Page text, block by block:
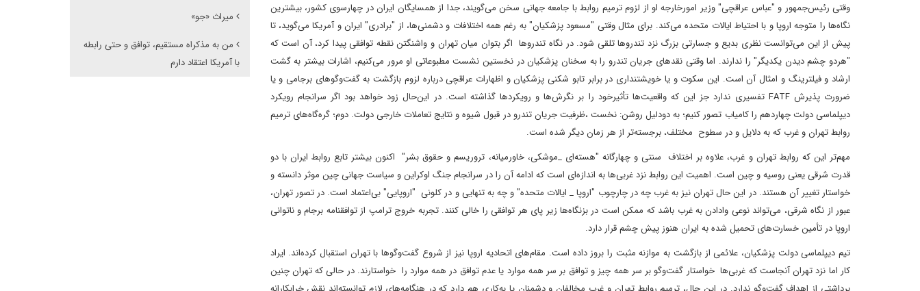
وقتی رئیس‌جمهور و "عباس عراقچی" وزیر امورخارجه او از لزوم ترمیم روابط با جامعه جهانی سخن می‌گویند، جدا از همسایگان ایران در چهارسوی کشور، بیشترین
نگاه‌ها را متوجه اروپا و با احتیاط ایالات متحده می‌کند. برای مثال وقتی "مسعود پزشکیان" به رغم همه اختلافات و دشمنی‌ها، از "برادری" ایران و آمریکا می‌گوید، تا
پیش از این می‌توانست نظری بدیع و جسارتی بزرگ نزد تندروها تلقی شود. در نگاه تندروها اگر بتوان میان تهران و واشنگتن نقطه توافقی پیدا کرد، آن است که
"هردو چشم دیدن یکدیگر" را ندارند. اما وقتی نقدهای جریان تندرو را به سخنان پزشکیان در نخستین نشست مطبوعاتی او مرور می‌کنیم، اشارات بیشتر به گشت
ارشاد و فیلترینگ و امثال آن است. این سکوت و یا خویشتنداری در برابر تابو شکنی پزشکیان و اظهارات عراقچی درباره لزوم بازگشت به گفت‌وگوهای برجامی و یا
ضرورت پذیرش FATF تفسیری ندارد جز این که واقعیت‌ها تأثیرخود را بر نگرش‌ها و رویکردها گذاشته است. در این‌حال زود خواهد بود اگر سرانجام رویکرد
دیپلماسی دولت چهاردهم را کامیاب تصور کنیم؛ به دودلیل روشن: نخست ،ظرفیت جریان تندرو در قبول شیوه و نتایج تعاملات خارجی دولت. دوم؛ گره‌گاه‌های ترمیم
روابط تهران و غرب که به دلایل و در سطوح مختلف، برجسته‌تر از هر زمان دیگر شده است.
مهم‌تر این که روابط تهران و غرب، علاوه بر اختلاف سنتی و چهارگانه "هسته‌ای _موشکی، خاورمیانه، تروریسم و حقوق بشر" اکنون بیشتر تابع روابط ایران با دو
قدرت شرقی یعنی روسیه و چین است. اهمیت این روابط نزد غربی‌ها به اندازه‌ای است که ادامه آن را در سرانجام جنگ اوکراین و سیاست جهانی چین موثر دانسته و
خواستار تغییر آن هستند. در این حال تهران نیز به غرب چه در چارچوب "اروپا _ ایالات متحده" و چه به تنهایی و در کلونی "اروپایی" بی‌اعتماد است. در تصور تهران،
عبور از نگاه شرقی، می‌تواند نوعی وادادن به غرب باشد که ممکن است در بزنگاه‌ها زیر پای هر توافقی را خالی کنند. تجربه خروج ترامپ از توافقنامه برجام و ناتوانی
اروپا در تأمین خسارت‌های تحمیل شده به ایران هنوز پیش چشم قرار دارد.
تیم دیپلماسی دولت پزشکیان، علائمی از بازگشت به موازنه مثبت را بروز داده است. مقام‌های اتحادیه اروپا نیز از شروع گفت‌وگوها با تهران استقبال کرده‌اند. ایراد
کار اما نزد تهران آنجاست که غربی‌ها خواستار گفت‌وگو بر سر همه چیز و توافق بر سر همه موارد یا عدم توافق در همه موارد را خواستارند. در حالی که تهران چنین
میراث «جو»
من به مذکراه مستقیم، توافق و حتی رابطه
با آمریکا اعتقاد دارم